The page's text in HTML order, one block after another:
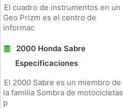
El cuadro de instrumentos en un
Geo Prizm es el centro de
informac
2000 Honda Sabre
Especificaciones
El 2000 Sabre es un miembro de
la familia Sombra de motocicletas
p